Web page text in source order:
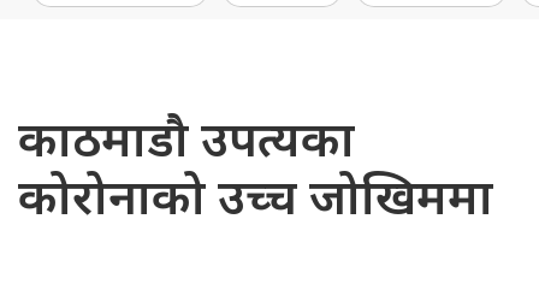
काठमाडौ उपत्यका
कोरोनाको उच्च जोखिममा